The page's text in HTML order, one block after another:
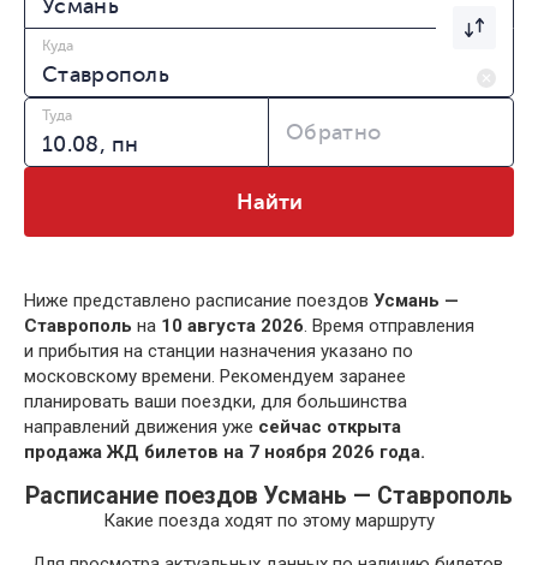
Куда
Туда
Обратно
Найти
Ниже представлено расписание поездов Усмань —
Ставрополь на 10 августа 2026. Время отправления
и прибытия на станции назначения указано по
московскому времени. Рекомендуем заранее
планировать ваши поездки, для большинства
направлений движения уже сейчас открыта
продажа ЖД билетов на 7 ноября 2026 года.
Расписание поездов Усмань — Ставрополь
Какие поезда ходят по этому маршруту